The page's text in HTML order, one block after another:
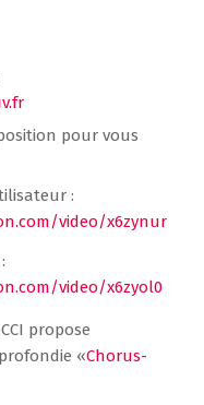
pour vous
:
video/x6zynur
video/x6zyol0
propose
«Chorus-